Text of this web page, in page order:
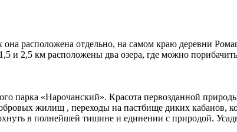
расположена отдельно, на самом краю деревни
и 2,5 км расположены два озера, где можно
парка «Нарочанский». Красота первозданной
жилищ , переходы на пастбище диких кабанов,
в полнейшей тишине и единении с природой.